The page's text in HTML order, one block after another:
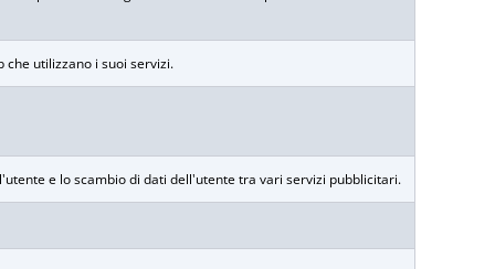
utilizzano i suoi servizi.
e lo scambio di dati dell'utente tra vari servizi pubblicitari.